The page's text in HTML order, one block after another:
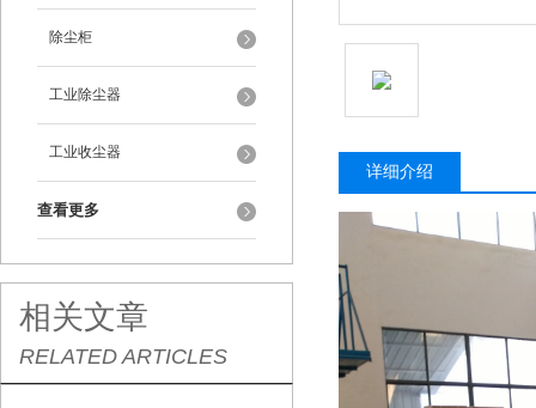
除尘柜
工业除尘器
工业收尘器
查看更多
相关文章
RELATED ARTICLES
详细介绍